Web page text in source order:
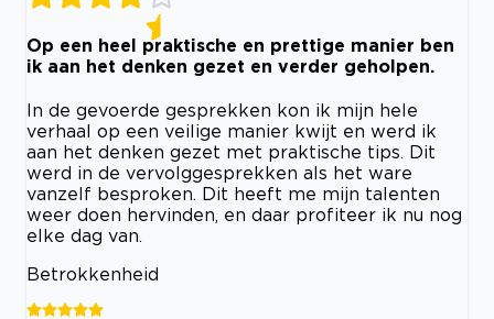
Op een heel praktische en prettige manier ben
ik aan het denken gezet en verder geholpen.
In de gevoerde gesprekken kon ik mijn hele
verhaal op een veilige manier kwijt en werd ik
aan het denken gezet met praktische tips. Dit
werd in de vervolggesprekken als het ware
vanzelf besproken. Dit heeft me mijn talenten
weer doen hervinden, en daar profiteer ik nu nog
elke dag van.
Betrokkenheid